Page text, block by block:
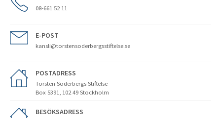
08-661 52 11
E-POST
kansli@torstensoderbergsstiftelse.se
POSTADRESS
Torsten Söderbergs Stiftelse
Box 5391, 102 49 Stockholm
BESÖKSADRESS